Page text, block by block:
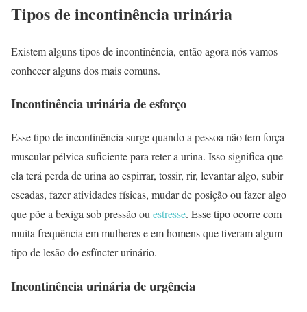
Tipos de incontinência urinária
Existem alguns tipos de incontinência, então agora nós vamos
conhecer alguns dos mais comuns.
Incontinência urinária de esforço
Esse tipo de incontinência surge quando a pessoa não tem força
muscular pélvica suficiente para reter a urina. Isso significa que
ela terá perda de urina ao espirrar, tossir, rir, levantar algo, subir
escadas, fazer atividades físicas, mudar de posição ou fazer algo
que põe a bexiga sob pressão ou estresse. Esse tipo ocorre com
muita frequência em mulheres e em homens que tiveram algum
tipo de lesão do esfíncter urinário.
Incontinência urinária de urgência